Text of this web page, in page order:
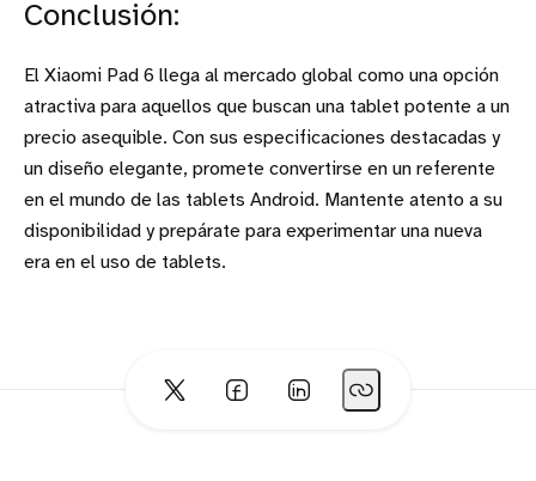
Conclusión:
El Xiaomi Pad 6 llega al mercado global como una opción
atractiva para aquellos que buscan una tablet potente a un
precio asequible. Con sus especificaciones destacadas y
un diseño elegante, promete convertirse en un referente
en el mundo de las tablets Android. Mantente atento a su
disponibilidad y prepárate para experimentar una nueva
era en el uso de tablets.